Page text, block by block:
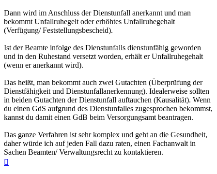
Dann wird im Anschluss der Dienstunfall anerkannt und man
bekommt Unfallruhegelt oder erhöhtes Unfallruhegehalt
(Verfügung/ Feststellungsbescheid).
Ist der Beamte infolge des Dienstunfalls dienstunfähig geworden
und in den Ruhestand versetzt worden, erhält er Unfallruhegehalt
(wenn er anerkannt wird).
Das heißt, man bekommt auch zwei Gutachten (Überprüfung der
Dienstfähigkeit und Dienstunfallanerkennung). Idealerweise sollten
in beiden Gutachten der Dienstunfall auftauchen (Kausalität). Wenn
du einen GdS aufgrund des Dienstunfalles zugesprochen bekommst,
kannst du damit einen GdB beim Versorgungsamt beantragen.
Das ganze Verfahren ist sehr komplex und geht an die Gesundheit,
daher würde ich auf jeden Fall dazu raten, einen Fachanwalt in
Sachen Beamten/ Verwaltungsrecht zu kontaktieren.